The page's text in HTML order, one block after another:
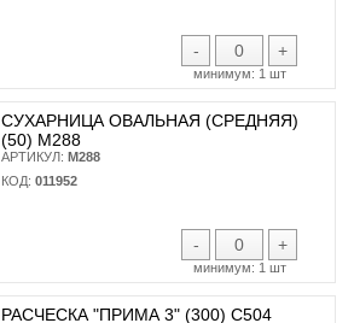
- +
минимум: 1 шт
СУХАРНИЦА ОВАЛЬНАЯ (СРЕДНЯЯ)
(50) М288
АРТИКУЛ: М288
КОД: 011952
- +
минимум: 1 шт
РАСЧЕСКА "ПРИМА 3" (300) С504